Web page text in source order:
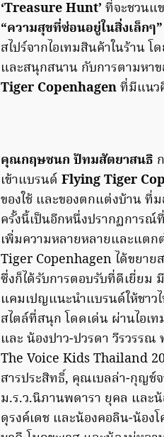
‘Treasure Hunt’ ที่จะชวนแ
“ความสุขที่ซ่อนอยู่ในสิ่งเล็กๆ”
สไปร์จากไอเทมสินค้าในร้าน โ
และสนุกสนาน กับการตามหา
Tiger Copenhagenที่มีแนว
คุณกฤษชนก ปัทมสัตยาสนธิ
เข้าแบรนด์ Flying Tiger
ของใช้ และของตกแต่งบ้าน ที่
ครั้งนี้เป็นอีกหนึ่งปรากฏการณ์
เพิ่มความหลายหลายและแต
Tiger Copenhagen ได้ขยาย
ซึ่งก็ได้รับการตอบรับที่ดีเยี่ยม
แคมเปญแนะนำแบรนด์ให้ชาว
สไตล์ที่สนุก โดดเด่น ผ่านไอเ
และ น้องปาว-ปวรดา วีรวรร
The Voice Kids Thailand
สารประสิทธิ์, คุณเบลล่า-กุญช์
ม.ร.ว.นิภานพดารา ยุคล และ
ดุรงค์เดช และน้องคอลิน-น้อ